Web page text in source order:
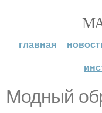
главная
Модный